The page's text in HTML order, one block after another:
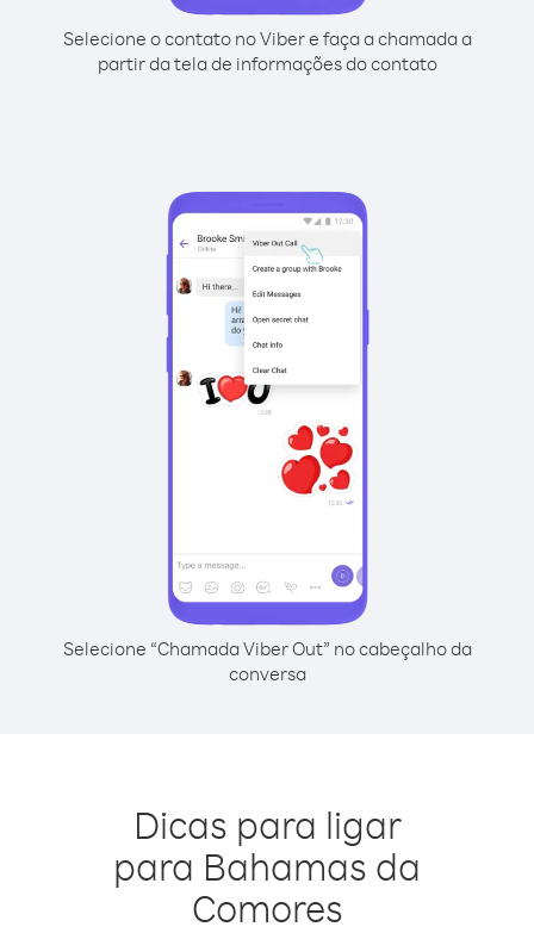
Selecione o contato no Viber e faça a chamada a
partir da tela de informações do contato
Selecione “Chamada Viber Out” no cabeçalho da
conversa
Dicas para ligar
para Bahamas da
Comores